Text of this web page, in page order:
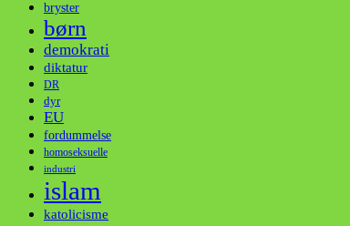
bryster
børn
demokrati
diktatur
DR
dyr
EU
fordummelse
homoseksuelle
industri
islam
katolicisme